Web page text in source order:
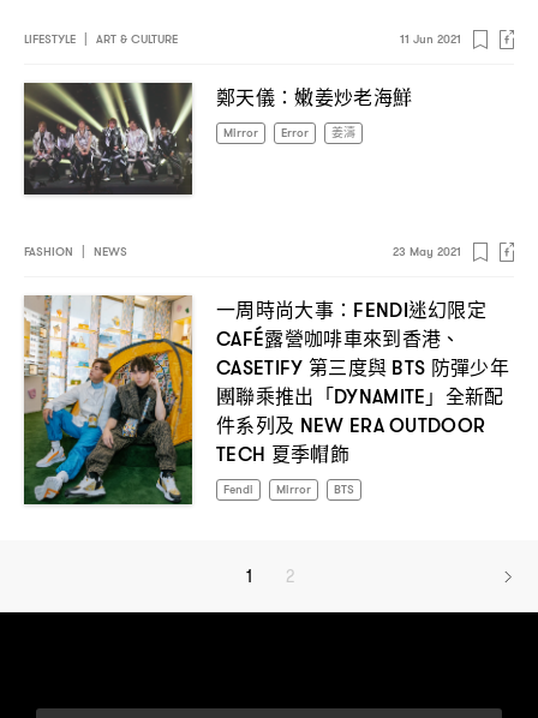
LIFESTYLE ART & CULTURE 11 Jun 2021
鄭天儀：嫩姜炒老海鮮
Mirror Error 姜濤
FASHION NEWS 23 May 2021
一周時尚大事：FENDI迷幻限定
CAFÉ露營咖啡車來到香港、
CASETIFY 第三度與 BTS 防彈少年
團聯乘推出「DYNAMITE 」全新配
件系列及 NEW ERA OUTDOOR
TECH 夏季帽飾
Fendi Mirror BTS
1 2